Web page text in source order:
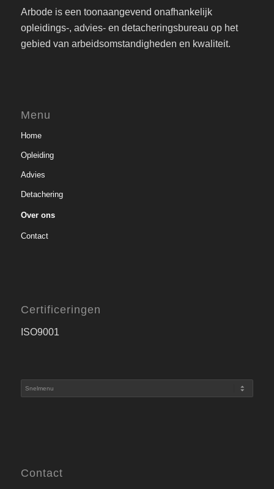
Arbode is een toonaangevend onafhankelijk
opleidings-, advies- en detacheringsbureau op het
gebied van arbeidsomstandigheden en kwaliteit.
Menu
Home
Opleiding
Advies
Detachering
Over ons
Contact
Certificeringen
ISO9001
Contact